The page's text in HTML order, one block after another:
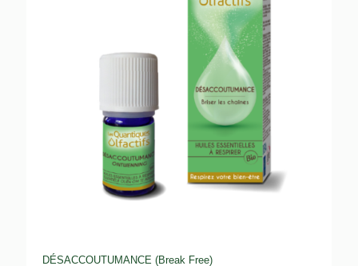
DÉSACCOUTUMANCE (Break Free)